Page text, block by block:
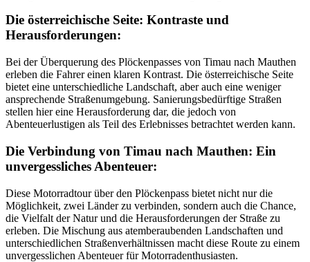
Die österreichische Seite: Kontraste und
Herausforderungen:
Bei der Überquerung des Plöckenpasses von Timau nach Mauthen
erleben die Fahrer einen klaren Kontrast. Die österreichische Seite
bietet eine unterschiedliche Landschaft, aber auch eine weniger
ansprechende Straßenumgebung. Sanierungsbedürftige Straßen
stellen hier eine Herausforderung dar, die jedoch von
Abenteuerlustigen als Teil des Erlebnisses betrachtet werden kann.
Die Verbindung von Timau nach Mauthen: Ein
unvergessliches Abenteuer:
Diese Motorradtour über den Plöckenpass bietet nicht nur die
Möglichkeit, zwei Länder zu verbinden, sondern auch die Chance,
die Vielfalt der Natur und die Herausforderungen der Straße zu
erleben. Die Mischung aus atemberaubenden Landschaften und
unterschiedlichen Straßenverhältnissen macht diese Route zu einem
unvergesslichen Abenteuer für Motorradenthusiasten.